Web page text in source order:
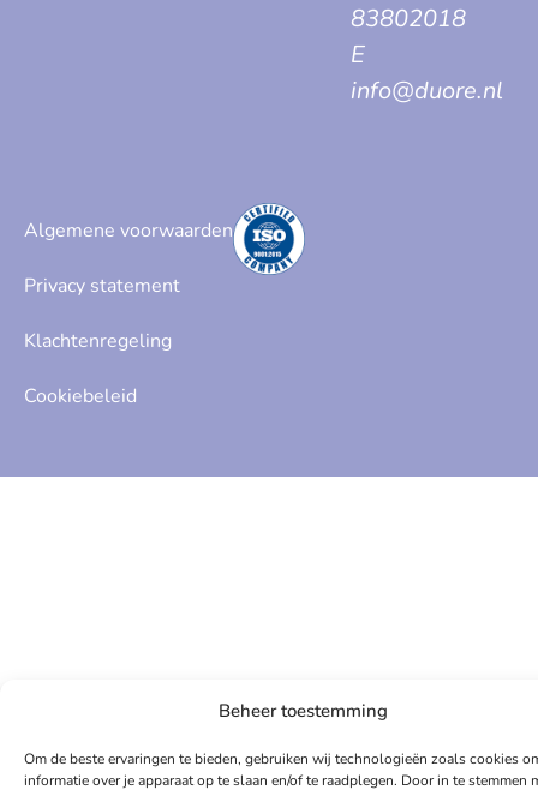
Beheer toestemming
Om de beste ervaringen te bieden, gebruiken wij technologieën zoals cookies
informatie over je apparaat op te slaan en/of te raadplegen. Door in te stemmen
83802018
E
info@duore.nl
Algemene voorwaarden
Privacy statement
Klachtenregeling
Cookiebeleid